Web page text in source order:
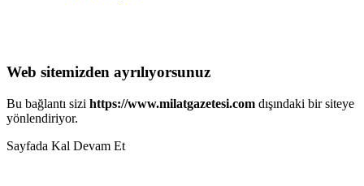
Web sitemizden ayrılıyorsunuz
Bu bağlantı sizi https://www.milatgazetesi.com dışındaki bir siteye
yönlendiriyor.
Sayfada Kal Devam Et